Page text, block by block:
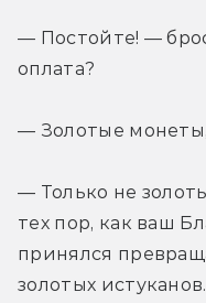
— Постойте! —
оплата?
— Золотые
— Только не
тех пор, как ваш
принялся
золотых